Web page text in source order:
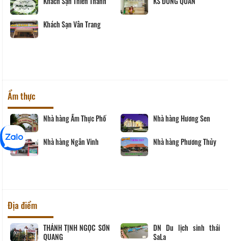
Khách Sạn Vân Trang
Ẩm thực
Nhà hàng Ẩm Thực Phố Nhà hàng Hương Sen
Nhà hàng Ngân Vinh Nhà hàng Phương Thủy
Địa điểm
THÁNH TỊNH NGỌC SƠN
QUANG
DN Du lịch sinh thái
SaLa